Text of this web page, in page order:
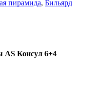
пирамида, Бильярд
AS Консул 6+4